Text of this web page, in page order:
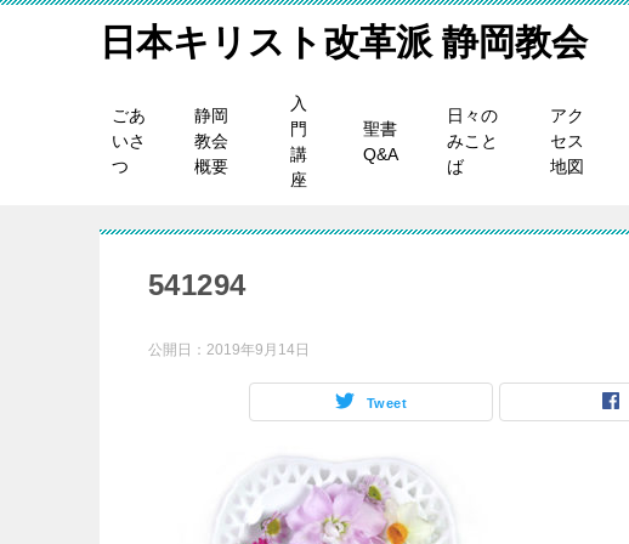
日本キリスト改革派 静岡教会
ごあ
いさ
つ
静岡
教会
概要
入
門
講
座
聖書
Q&A
日々の
みこと
ば
アク
セス
地図
541294
公開日： 2019年9月14日
Tweet